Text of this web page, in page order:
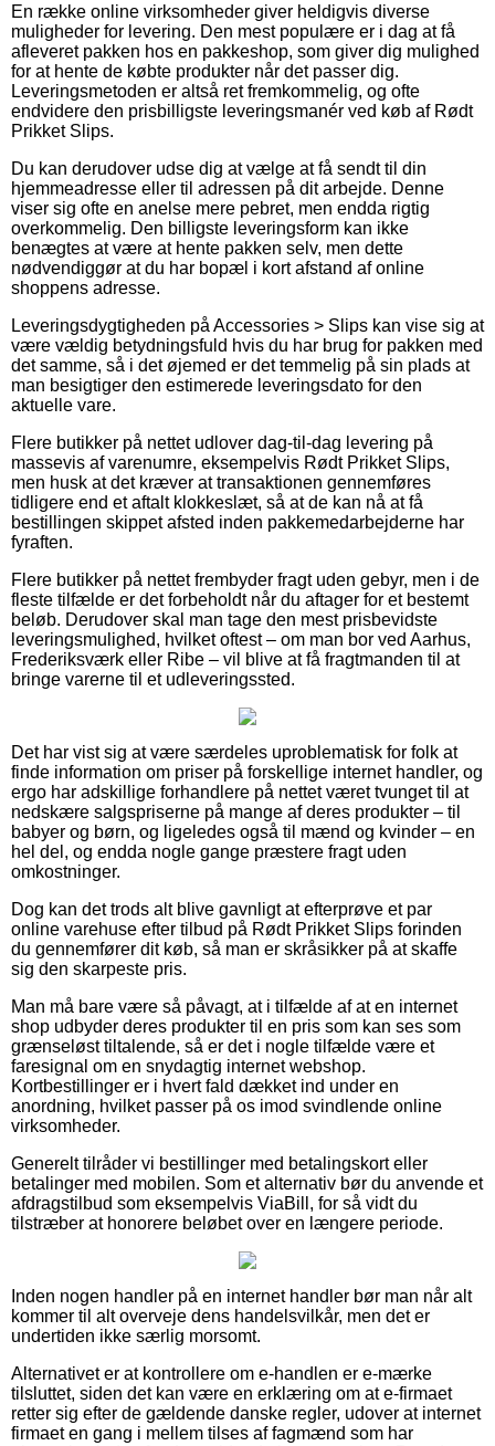
En række online virksomheder giver heldigvis diverse
muligheder for levering. Den mest populære er i dag at få
afleveret pakken hos en pakkeshop, som giver dig mulighed
for at hente de købte produkter når det passer dig.
Leveringsmetoden er altså ret fremkommelig, og ofte
endvidere den prisbilligste leveringsmanér ved køb af Rødt
Prikket Slips.
Du kan derudover udse dig at vælge at få sendt til din
hjemmeadresse eller til adressen på dit arbejde. Denne
viser sig ofte en anelse mere pebret, men endda rigtig
overkommelig. Den billigste leveringsform kan ikke
benægtes at være at hente pakken selv, men dette
nødvendiggør at du har bopæl i kort afstand af online
shoppens adresse.
Leveringsdygtigheden på Accessories > Slips kan vise sig at
være vældig betydningsfuld hvis du har brug for pakken med
det samme, så i det øjemed er det temmelig på sin plads at
man besigtiger den estimerede leveringsdato for den
aktuelle vare.
Flere butikker på nettet udlover dag-til-dag levering på
massevis af varenumre, eksempelvis Rødt Prikket Slips,
men husk at det kræver at transaktionen gennemføres
tidligere end et aftalt klokkeslæt, så at de kan nå at få
bestillingen skippet afsted inden pakkemedarbejderne har
fyraften.
Flere butikker på nettet frembyder fragt uden gebyr, men i de
fleste tilfælde er det forbeholdt når du aftager for et bestemt
beløb. Derudover skal man tage den mest prisbevidste
leveringsmulighed, hvilket oftest – om man bor ved Aarhus,
Frederiksværk eller Ribe – vil blive at få fragtmanden til at
bringe varerne til et udleveringssted.
Det har vist sig at være særdeles uproblematisk for folk at
finde information om priser på forskellige internet handler, og
ergo har adskillige forhandlere på nettet været tvunget til at
nedskære salgspriserne på mange af deres produkter – til
babyer og børn, og ligeledes også til mænd og kvinder – en
hel del, og endda nogle gange præstere fragt uden
omkostninger.
Dog kan det trods alt blive gavnligt at efterprøve et par
online varehuse efter tilbud på Rødt Prikket Slips forinden
du gennemfører dit køb, så man er skråsikker på at skaffe
sig den skarpeste pris.
Man må bare være så påvagt, at i tilfælde af at en internet
shop udbyder deres produkter til en pris som kan ses som
grænseløst tiltalende, så er det i nogle tilfælde være et
faresignal om en snydagtig internet webshop.
Kortbestillinger er i hvert fald dækket ind under en
anordning, hvilket passer på os imod svindlende online
virksomheder.
Generelt tilråder vi bestillinger med betalingskort eller
betalinger med mobilen. Som et alternativ bør du anvende et
afdragstilbud som eksempelvis ViaBill, for så vidt du
tilstræber at honorere beløbet over en længere periode.
Inden nogen handler på en internet handler bør man når alt
kommer til alt overveje dens handelsvilkår, men det er
undertiden ikke særlig morsomt.
Alternativet er at kontrollere om e-handlen er e-mærke
tilsluttet, siden det kan være en erklæring om at e-firmaet
retter sig efter de gældende danske regler, udover at internet
firmaet en gang i mellem tilses af fagmænd som har